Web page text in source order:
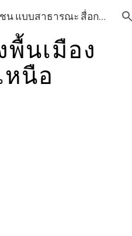
Skip to navigation
นวัตกรรมออนไลน์ สู่ชุมชน แบบสาธารณะ สื่อการเรียนการสอน วิชาศิลปะ กลุ่มสาระการเรียนรู้ศิลปะ โรงเรียนสุราษฎร์พิทยา สื่อการเรียนการสอน วิชาศิลปะ กลุ่มสาระการเรียนรู้ศิลปะ โรงเรียนสุราษฎร์พิทยา
พื้นเมือง
หนือ